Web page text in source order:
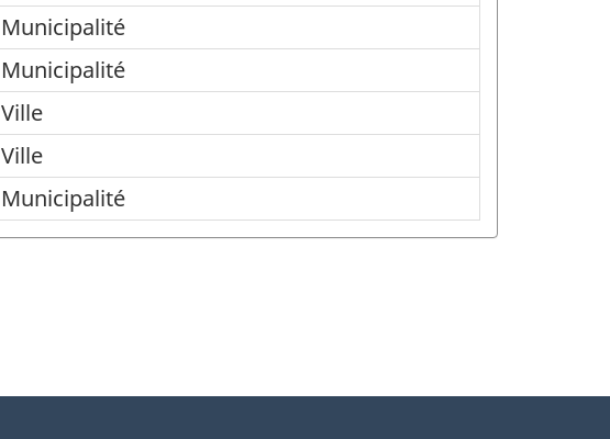
Municipalité
Municipalité
Ville
Ville
Municipalité